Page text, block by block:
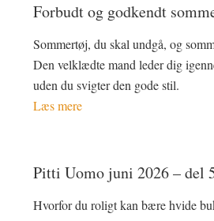
Forbudt og godkendt
Sommertøj, du skal undgå, og
Den velklædte mand leder dig
uden du svigter den gode stil.
Læs mere
Pitti Uomo juni 2026 – del
Hvorfor du roligt kan bære hvide